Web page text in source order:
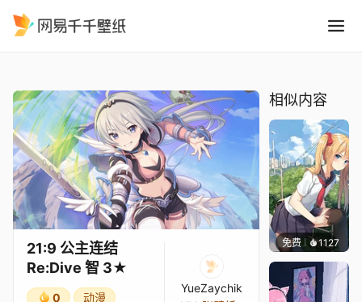
21:9 公主连结
Re:Dive 智 3★
0
动漫
YueZaychik
相似内容
免费 1127